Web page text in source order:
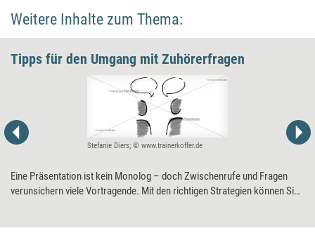
Weitere Inhalte zum Thema:
Tipps für den Umgang mit Zuhörerfragen
Stefanie Diers; © www.trainerkoffer.de
Eine Präsentation ist kein Monolog – doch Zwischenrufe und Fragen
verunsichern viele Vortragende. Mit den richtigen Strategien können Sie